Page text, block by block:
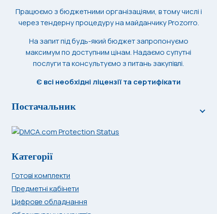
Працюємо з бюджетними організаціями, в тому числі і
через тендерну процедуру на майданчику Prozorro.
На запит під будь-який бюджет запропонуємо
максимум по доступним цінам. Надаємо супутні
послуги та консультуємо з питань закупівлі.
Є всі необхідні ліцензії та сертифікати
Постачальник
Категорії
Готові комплекти
Предметні кабінети
Цифрове обладнання